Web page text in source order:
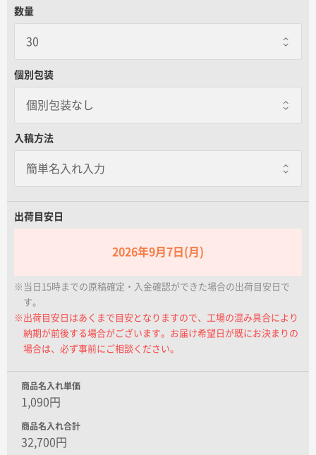
数量
個別包装
個別包装なし
一枚あたり+85.00円 / 3日出荷
1枚ずつOPP袋にいれてお届けします。
入稿方法
出荷目安日
2026年9月7日(月)
※当日15時までの原稿確定・入金確認ができた場合の出荷目安日で
す。
※出荷目安日はあくまで目安となりますので、工場の混み具合により
納期が前後する場合がございます。お届け希望日が既にお決まりの
場合は、必ず事前にご相談ください。
商品名入れ単価
1,090円
商品名入れ合計
32,700円